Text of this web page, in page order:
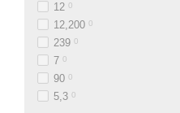
12 0
12,200 0
239 0
7 0
90 0
5,3 0